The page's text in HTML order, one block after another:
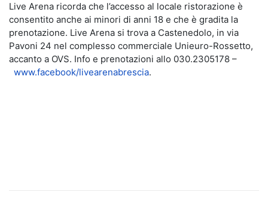
Live Arena ricorda che l’accesso al locale ristorazione è
consentito anche ai minori di anni 18 e che è gradita la
prenotazione. Live Arena si trova a Castenedolo, in via
Pavoni 24 nel complesso commerciale Unieuro-Rossetto,
accanto a OVS. Info e prenotazioni allo 030.2305178 –
www.facebook/livearenabrescia.